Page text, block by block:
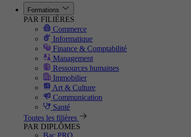
Formations
PAR FILIÈRES
Commerce
Informatique
Finance & Comptabilité
Management
Ressources humaines
Immobilier
Art & Culture
Communication
Santé
Toutes les filières
PAR DIPLÔMES
Bac PRO